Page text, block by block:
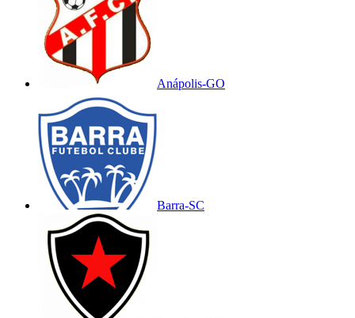
Anápolis-GO
Barra-SC